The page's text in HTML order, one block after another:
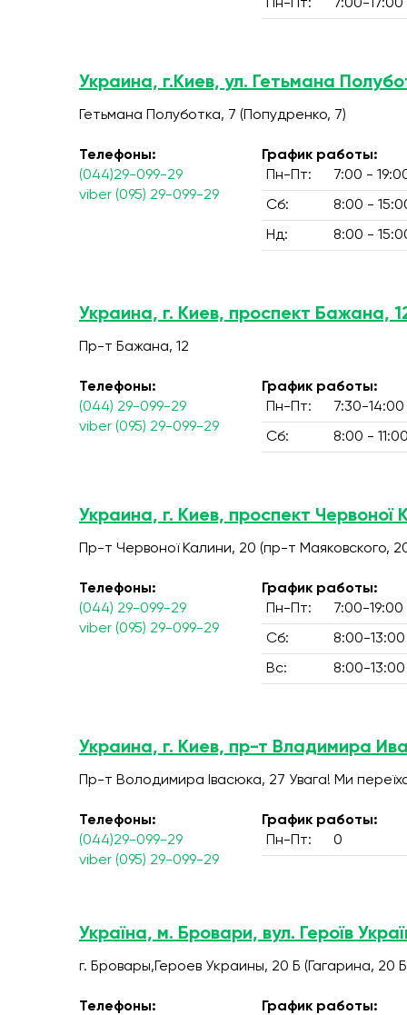
Пн-Пт: 7:00-17:00
Украина, г.Киев, ул. Гетьмана
Гетьмана Полуботка, 7 (Попудренко, 7)
Телефоны:
(044)29-099-29
viber (095) 29-099-29
График работы:
Пн-Пт:
7:00 -
Сб: 8:00 -
Нд: 8:00 -
Украина, г. Киев, проспект Бажана,
Пр-т Бажана, 12
Телефоны:
(044) 29-099-29
viber (095) 29-099-29
График работы:
Пн-Пт:
7:30-14:00
Сб: 8:00 - 11:00
Украина, г. Киев, проспект Червоної
Пр-т Червоної Калини, 20 (пр-т Маяковского,
Телефоны:
(044) 29-099-29
viber (095) 29-099-29
График работы:
Пн-Пт:
7:00-19:00
Сб: 8:00-13:00
Вс: 8:00-13:00
Украина, г. Киев, пр-т Владимира
Пр-т Володимира Івасюка, 27 Увага! Ми
Телефоны:
(044)29-099-29
viber (095) 29-099-29
График работы:
Пн-Пт:
0
Україна, м. Бровари, вул. Героїв
г. Бровары,Героев Украины, 20 Б (Гагарина, 20
Телефоны:
График работы: